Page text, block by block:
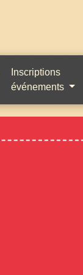
Inscriptions
événements